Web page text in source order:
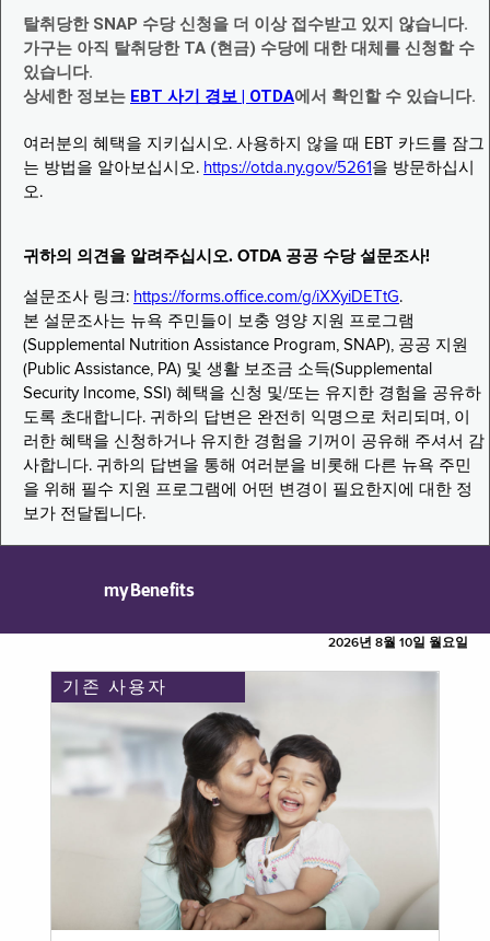
탈취당한 SNAP 수당 신청을 더 이상 접수받고 있지 않습니다.
가구는 아직 탈취당한 TA (현금) 수당에 대한 대체를 신청할 수
있습니다.
상세한 정보는 EBT 사기 경보 | OTDA에서 확인할 수 있습니다.
여러분의 혜택을 지키십시오. 사용하지 않을 때 EBT 카드를 잠그
는 방법을 알아보십시오. https://otda.ny.gov/5261 을 방문하십시
오.
귀하의 의견을 알려주십시오. OTDA 공공 수당 설문조사!
설문조사 링크: https://forms.office.com/g/iXXyiDETtG.
본 설문조사는 뉴욕 주민들이 보충 영양 지원 프로그램
(Supplemental Nutrition Assistance Program, SNAP), 공공 지원
(Public Assistance, PA) 및 생활 보조금 소득(Supplemental
Security Income, SSI) 혜택을 신청 및/또는 유지한 경험을 공유하
도록 초대합니다. 귀하의 답변은 완전히 익명으로 처리되며, 이
러한 혜택을 신청하거나 유지한 경험을 기꺼이 공유해 주셔서 감
사합니다. 귀하의 답변을 통해 여러분을 비롯해 다른 뉴욕 주민
을 위해 필수 지원 프로그램에 어떤 변경이 필요한지에 대한 정
보가 전달됩니다.
myBenefits
2026년 8월 10일 월요일
기존 사용자